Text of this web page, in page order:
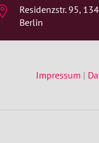
Residenzstr. 95,
Berlin
Impressum |